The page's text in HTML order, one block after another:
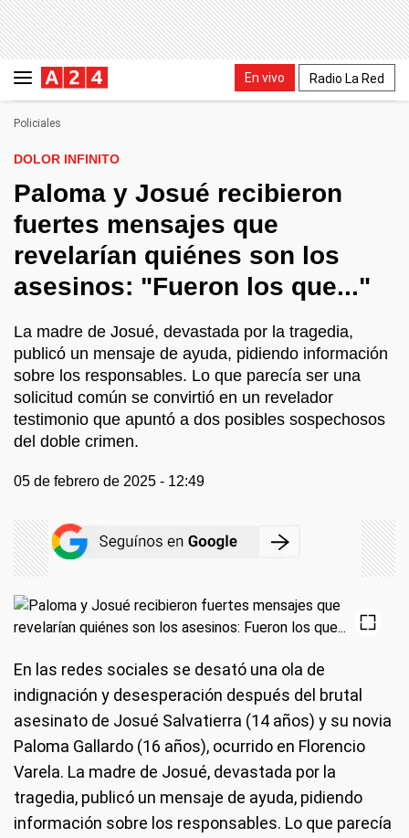
En vivo Radio La Red
Policiales
DOLOR INFINITO
Paloma y Josué recibieron
fuertes mensajes que
revelarían quiénes son los
asesinos: "Fueron los que..."
La madre de Josué, devastada por la tragedia,
publicó un mensaje de ayuda, pidiendo información
sobre los responsables. Lo que parecía ser una
solicitud común se convirtió en un revelador
testimonio que apuntó a dos posibles sospechosos
del doble crimen.
05 de febrero de 2025 - 12:49
En las redes sociales se desató una ola de
indignación y desesperación después del brutal
asesinato de Josué Salvatierra (14 años) y su novia
Paloma Gallardo (16 años), ocurrido en Florencio
Varela. La madre de Josué, devastada por la
tragedia, publicó un mensaje de ayuda, pidiendo
información sobre los responsables. Lo que parecía